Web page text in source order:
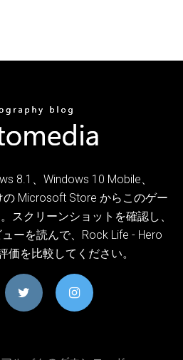
8.1、Windows 10 Mobile、
の Microsoft Store からこのゲー
スクリーンショットを確認し、
ーを読んで、Rock Life - Hero
価を比較してください。